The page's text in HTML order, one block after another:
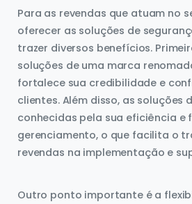
Para as revendas que atuam no
oferecer as soluções de
trazer diversos benefícios.
soluções de uma marca
fortalece sua credibilidade e
clientes. Além disso, as soluções
conhecidas pela sua eficiência e
gerenciamento, o que facilita o
revendas na implementação e
Outro ponto importante é a